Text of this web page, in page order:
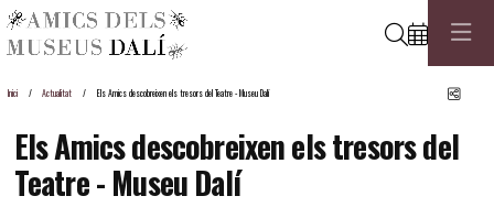
Cerca
Inici Actualitat Els Amics descobreixen els tresors del Teatre - Museu Dalí
Els Amics descobreixen els tresors del
Teatre - Museu Dalí